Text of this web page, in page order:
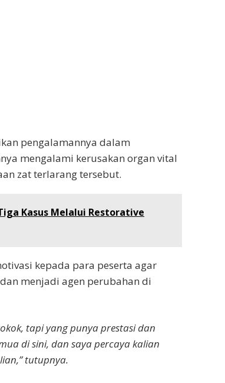
pengalamannya dalam
mengalami kerusakan organ vital
zat terlarang tersebut.
Kasus Melalui Restorative
kepada para peserta agar
menjadi agen perubahan di
tapi yang punya prestasi dan
di sini, dan saya percaya kalian
tutupnya.